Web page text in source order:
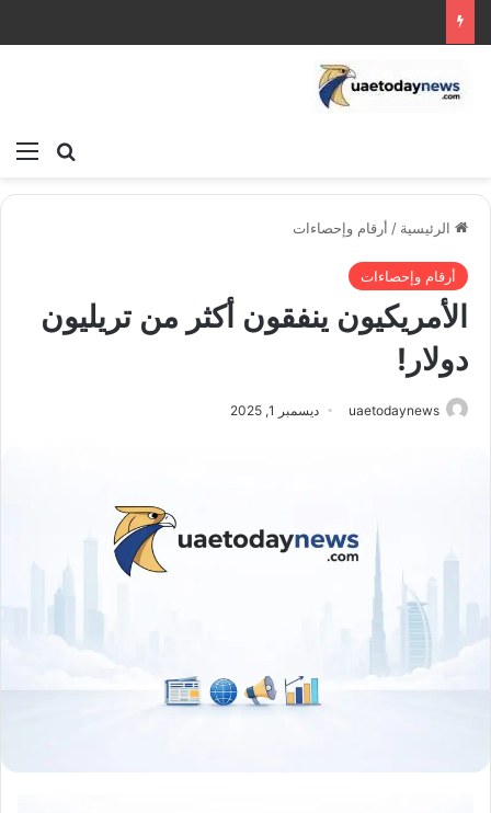
بحث
الرئيسية / أرقام وإحصاءات
أرقام وإحصاءات
الأمريكيون ينفقون أكثر من تريليون
دولار!
uaetodaynews ديسمبر 1, 2025